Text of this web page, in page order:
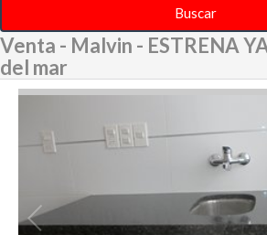
Buscar
Venta - Malvin - ESTRENA
del mar